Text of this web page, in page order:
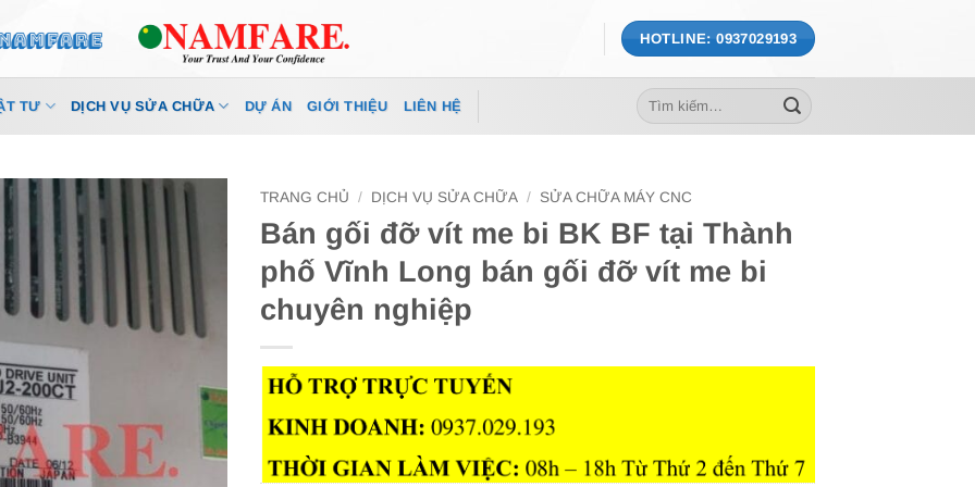
HOTLINE: 0937029193
TƯ DỊCH VỤ SỬA CHỮA DỰ ÁN GIỚI THIỆU LIÊN HỆ
Tìm
kiếm:
TRANG CHỦ / DỊCH VỤ SỬA CHỮA / SỬA CHỮA MÁY CNC
Bán gối đỡ vít me bi BK BF tại Thành
phố Vĩnh Long bán gối đỡ vít me bi
chuyên nghiệp